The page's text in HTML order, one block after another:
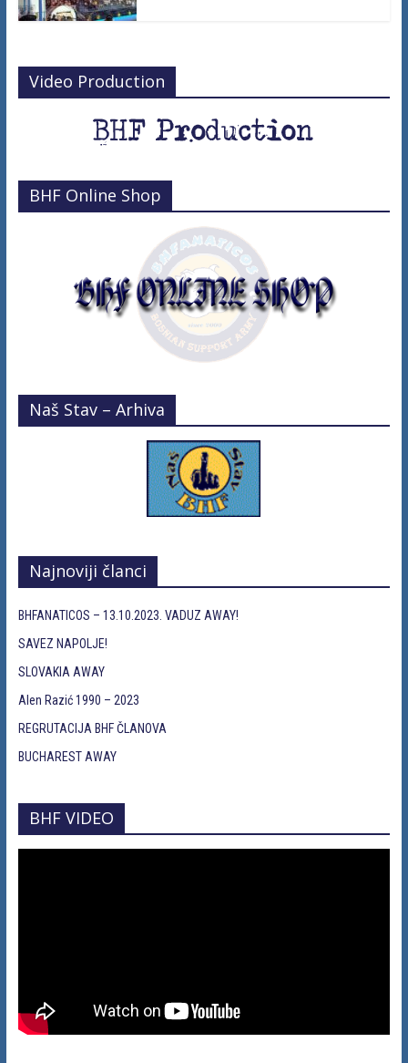
Video Production
BHF Online Shop
Naš Stav – Arhiva
Najnoviji članci
BHFANATICOS – 13.10.2023. VADUZ AWAY!
SAVEZ NAPOLJE!
SLOVAKIA AWAY
Alen Razić 1990 – 2023
REGRUTACIJA BHF ČLANOVA
BUCHAREST AWAY
BHF VIDEO